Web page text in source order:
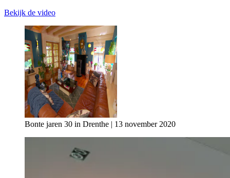
Bekijk de video
Bonte jaren 30 in Drenthe | 13 november 2020